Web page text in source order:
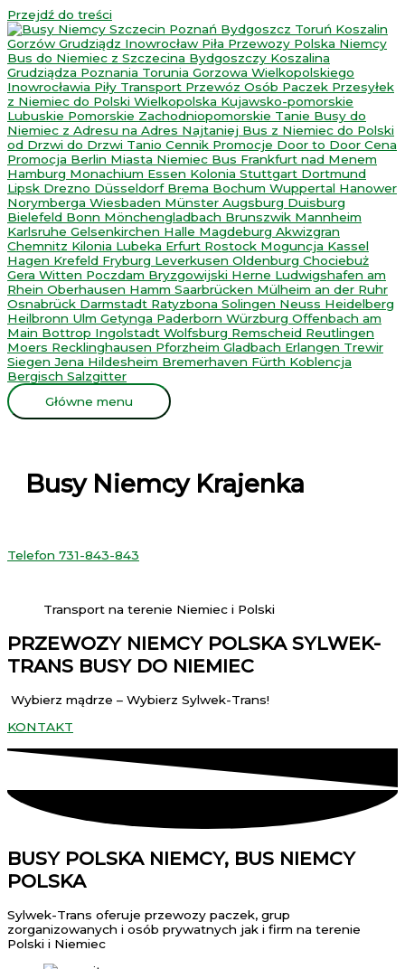
Przejdź do treści
Główne menu
Busy Niemcy Krajenka
Telefon 731-843-843
Transport na terenie Niemiec i Polski
PRZEWOZY NIEMCY POLSKA SYLWEK-
TRANS BUSY DO NIEMIEC
Wybierz mądrze – Wybierz Sylwek-Trans!
KONTAKT
BUSY POLSKA NIEMCY, BUS NIEMCY
POLSKA
Sylwek-Trans oferuje przewozy paczek, grup
zorganizowanych i osób prywatnych jak i firm na terenie
Polski i Niemiec